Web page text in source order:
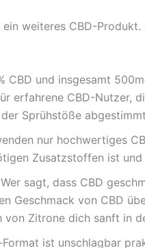
weiteres CBD-
CBD und insgesamt
erfahrene CBD-Nutzer,
Sprühstöße
nur hochwertiges
Zusatzstoffen ist
Wer sagt, dass CBD
Geschmack von CBD
Zitrone dich sanft in
ist unschlagbar